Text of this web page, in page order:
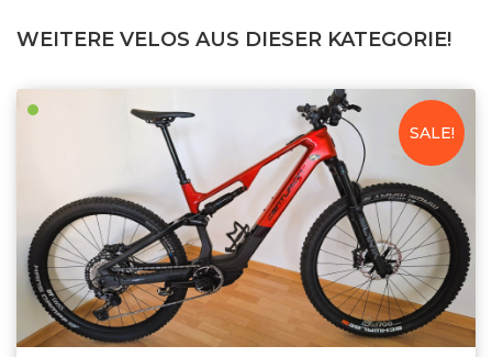
WEITERE VELOS AUS DIESER KATEGORIE!
SALE!